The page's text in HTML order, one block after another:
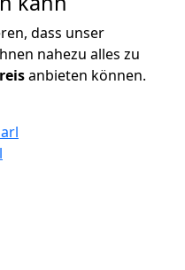
dass unser
nahezu alles zu
anbieten können.